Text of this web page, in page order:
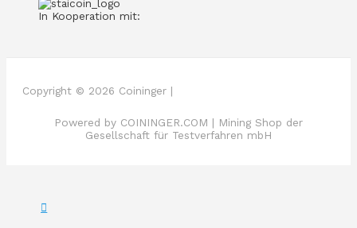
In Kooperation mit:
Copyright © 2026 Coininger |
Powered by COININGER.COM | Mining Shop der
Gesellschaft für Testverfahren mbH